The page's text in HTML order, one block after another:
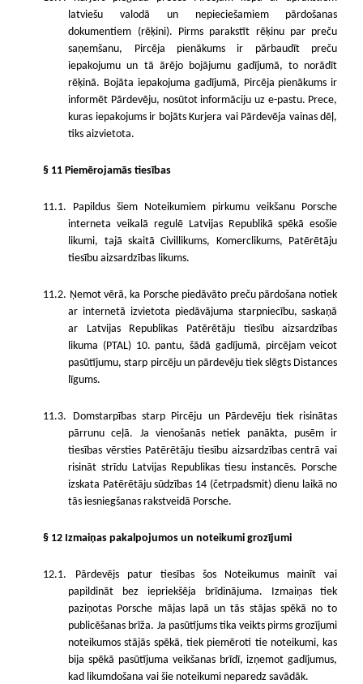
latviešu valodā un nepieciešamiem pārdošanas
dokumentiem (rēķini). Pirms parakstīt rēķinu par preču
saņemšanu, Pircēja pienākums ir pārbaudīt preču
iepakojumu un tā ārējo bojājumu gadījumā, to norādīt
rēķinā. Bojāta iepakojuma gadījumā, Pircēja pienākums ir
informēt Pārdevēju, nosūtot informāciju uz e-pastu. Prece,
kuras iepakojums ir bojāts Kurjera vai Pārdevēja vainas dēļ,
tiks aizvietota.
§ 11 Piemērojamās tiesības
11.1. Papildus šiem Noteikumiem pirkumu veikšanu Porsche
interneta veikalā regulē Latvijas Republikā spēkā esošie
likumi, tajā skaitā Civillikums, Komerclikums, Patērētāju
tiesību aizsardzības likums.
11.2. Ņemot vērā, ka Porsche piedāvāto preču pārdošana notiek
ar internetā izvietota piedāvājuma starpniecību, saskaņā
ar Latvijas Republikas Patērētāju tiesību aizsardzības
likuma (PTAL) 10. pantu, šādā gadījumā, pircējam veicot
pasūtījumu, starp pircēju un pārdevēju tiek slēgts Distances
līgums.
11.3. Domstarpības starp Pircēju un Pārdevēju tiek risinātas
pārrunu ceļā. Ja vienošanās netiek panākta, pusēm ir
tiesības vērsties Patērētāju tiesību aizsardzības centrā vai
risināt strīdu Latvijas Republikas tiesu instancēs. Porsche
izskata Patērētāju sūdzības 14 (četrpadsmit) dienu laikā no
tās iesniegšanas rakstveidā Porsche.
§ 12 Izmaiņas pakalpojumos un noteikumi grozījumi
12.1. Pārdevējs patur tiesības šos Noteikumus mainīt vai
papildināt bez iepriekšēja brīdinājuma. Izmaiņas tiek
paziņotas Porsche mājas lapā un tās stājas spēkā no to
publicēšanas brīža. Ja pasūtījums tika veikts pirms grozījumi
noteikumos stājās spēkā, tiek piemēroti tie noteikumi, kas
bija spēkā pasūtījuma veikšanas brīdī, izņemot gadījumus,
kad likumdošana vai šie noteikumi neparedz savādāk.